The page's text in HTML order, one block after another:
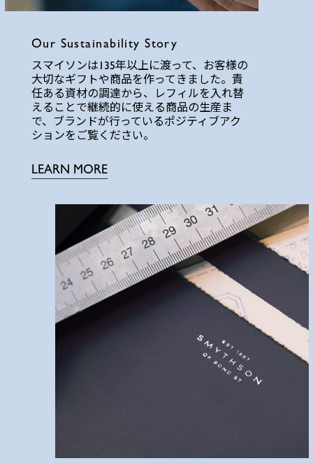
Our Sustainability Story
スマイソンは135年以上に渡って、お客様の
大切なギフトや商品を作ってきました。責
任ある資材の調達から、レフィルを入れ替
えることで継続的に使える商品の生産ま
で、ブランドが行っているポジティブアク
ションをご覧ください。
LEARN MORE